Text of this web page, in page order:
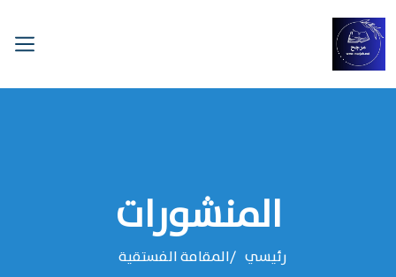
المنشورات
رئيسي المقامة الفستقية